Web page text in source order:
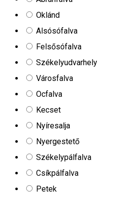
Oklánd
Alsósófalva
Felsősófalva
Székelyudvarhely
Városfalva
Ocfalva
Kecset
Nyíresalja
Nyergestető
Székelypálfalva
Csíkpálfalva
Petek
környező természet
szálláshely kényelmesen 2-4
pároknak, kis családoknak vagy
Számos prémium
nyaralásuk igazán emlékezetes
Hunnia-Huntanya